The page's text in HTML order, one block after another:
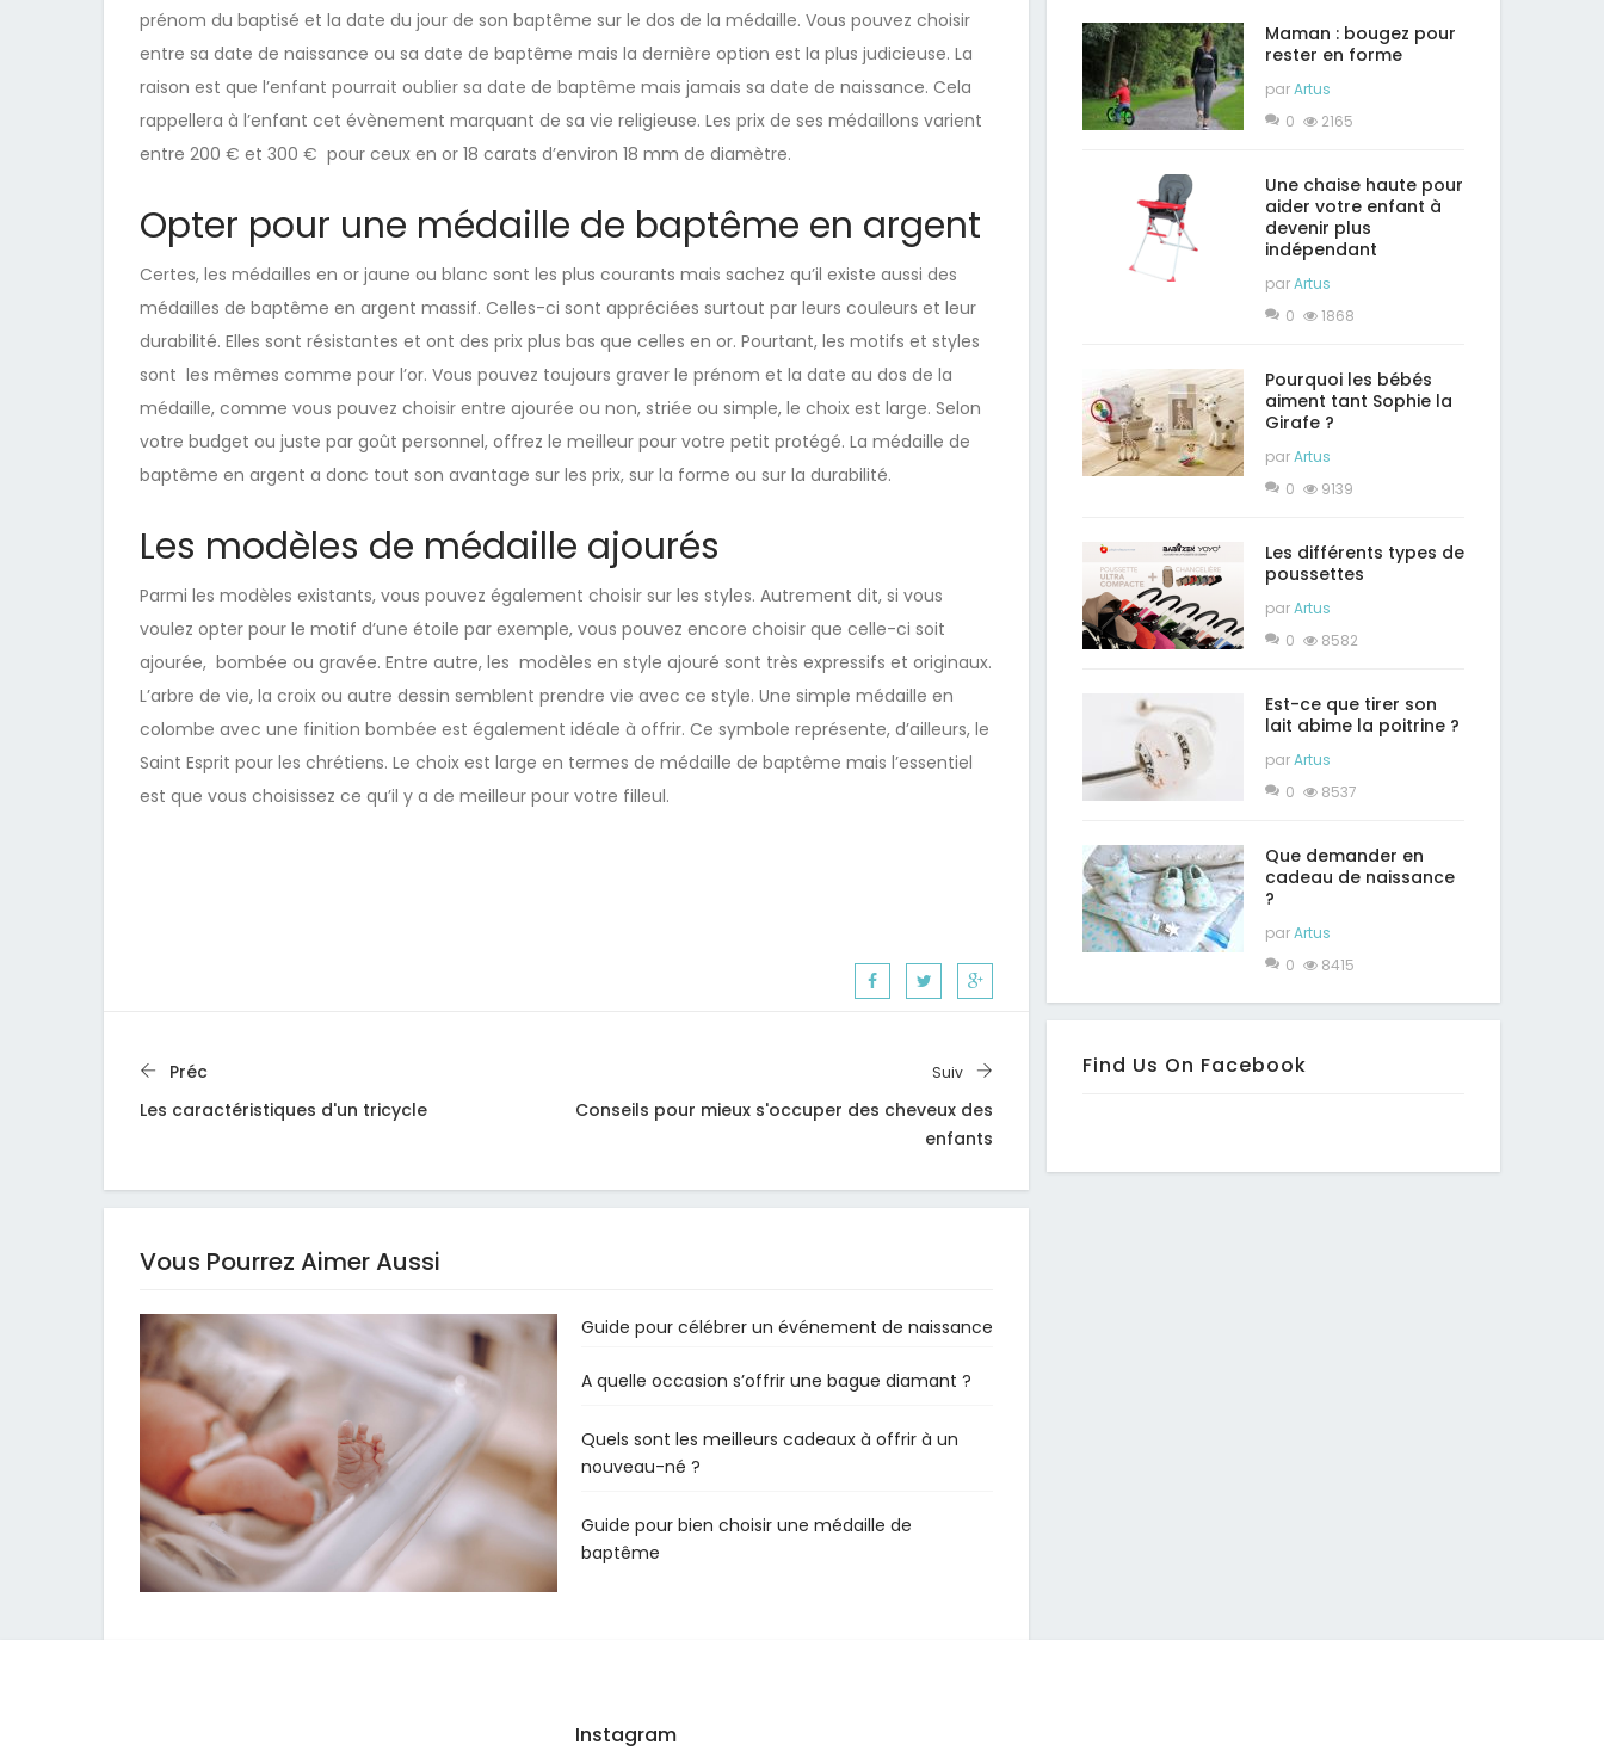
prénom du baptisé et la date du jour de son baptême sur le dos de la médaille. Vous pouvez choisir
entre sa date de naissance ou sa date de baptême mais la dernière option est la plus judicieuse. La
raison est que l’enfant pourrait oublier sa date de baptême mais jamais sa date de naissance. Cela
rappellera à l’enfant cet évènement marquant de sa vie religieuse. Les prix de ses médaillons varient
entre 200 € et 300 € pour ceux en or 18 carats d’environ 18 mm de diamètre.
Opter pour une médaille de baptême en argent
Certes, les médailles en or jaune ou blanc sont les plus courants mais sachez qu’il existe aussi des
médailles de baptême en argent massif. Celles-ci sont appréciées surtout par leurs couleurs et leur
durabilité. Elles sont résistantes et ont des prix plus bas que celles en or. Pourtant, les motifs et styles
sont les mêmes comme pour l’or. Vous pouvez toujours graver le prénom et la date au dos de la
médaille, comme vous pouvez choisir entre ajourée ou non, striée ou simple, le choix est large. Selon
votre budget ou juste par goût personnel, offrez le meilleur pour votre petit protégé. La médaille de
baptême en argent a donc tout son avantage sur les prix, sur la forme ou sur la durabilité.
Les modèles de médaille ajourés
Parmi les modèles existants, vous pouvez également choisir sur les styles. Autrement dit, si vous
voulez opter pour le motif d’une étoile par exemple, vous pouvez encore choisir que celle-ci soit
ajourée, bombée ou gravée. Entre autre, les modèles en style ajouré sont très expressifs et originaux.
L’arbre de vie, la croix ou autre dessin semblent prendre vie avec ce style. Une simple médaille en
colombe avec une finition bombée est également idéale à offrir. Ce symbole représente, d’ailleurs, le
Saint Esprit pour les chrétiens. Le choix est large en termes de médaille de baptême mais l’essentiel
est que vous choisissez ce qu’il y a de meilleur pour votre filleul.
Préc
Les caractéristiques d'un tricycle
Suiv
Conseils pour mieux s'occuper des cheveux des
enfants
Vous Pourrez Aimer Aussi
Guide pour célébrer un événement de naissance
A quelle occasion s’offrir une bague diamant ?
Quels sont les meilleurs cadeaux à offrir à un
nouveau-né ?
Guide pour bien choisir une médaille de
baptême
Maman : bougez pour
rester en forme
parArtus
0
2165
Une chaise haute pour
aider votre enfant à
devenir plus
indépendant
parArtus
0
1868
Pourquoi les bébés
aiment tant Sophie la
Girafe ?
parArtus
0
9139
Les différents types de
poussettes
parArtus
0
8582
Est-ce que tirer son
lait abime la poitrine ?
parArtus
0
8537
Que demander en
cadeau de naissance
?
parArtus
0
8415
Find Us On Facebook
Instagram